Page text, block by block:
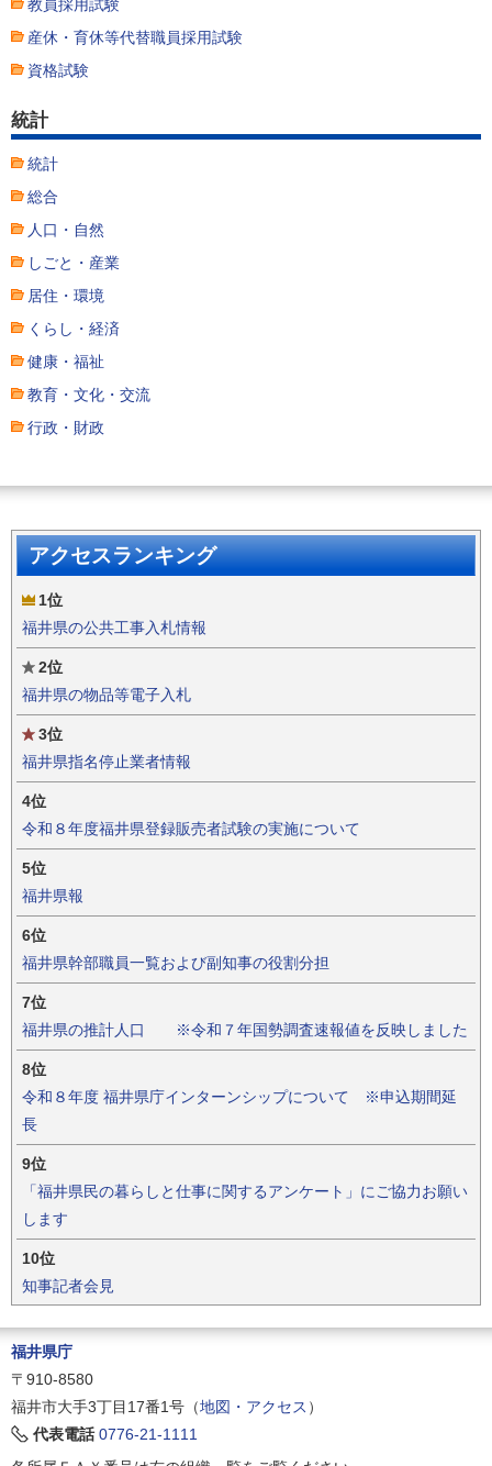
教員採用試験
産休・育休等代替職員採用試験
資格試験
統計
統計
総合
人口・自然
しごと・産業
居住・環境
くらし・経済
健康・福祉
教育・文化・交流
行政・財政
アクセスランキング
1位
福井県の公共工事入札情報
2位
福井県の物品等電子入札
3位
福井県指名停止業者情報
4位
令和８年度福井県登録販売者試験の実施について
5位
福井県報
6位
福井県幹部職員一覧および副知事の役割分担
7位
福井県の推計人口 ※令和７年国勢調査速報値を反映しました
8位
令和８年度 福井県庁インターンシップについて ※申込期間延
長
9位
「福井県民の暮らしと仕事に関するアンケート」にご協力お願い
します
10位
知事記者会見
福井県庁
〒910-8580
福井市大手3丁目17番1号（地図・アクセス ）
代表電話 0776-21-1111